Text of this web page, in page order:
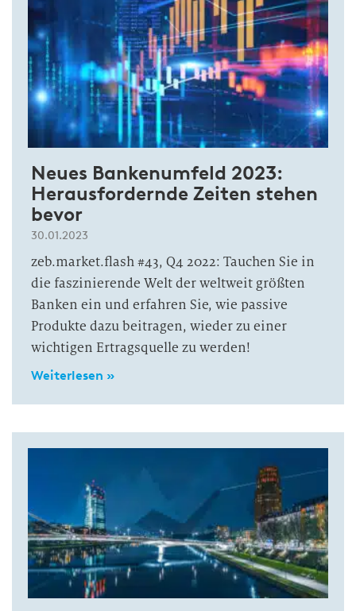
Neues Bankenumfeld 2023:
Herausfordernde Zeiten stehen
bevor
30.01.2023
zeb.market.flash #43, Q4 2022: Tauchen Sie in
die faszinierende Welt der weltweit größten
Banken ein und erfahren Sie, wie passive
Produkte dazu beitragen, wieder zu einer
wichtigen Ertragsquelle zu werden!
Weiterlesen »